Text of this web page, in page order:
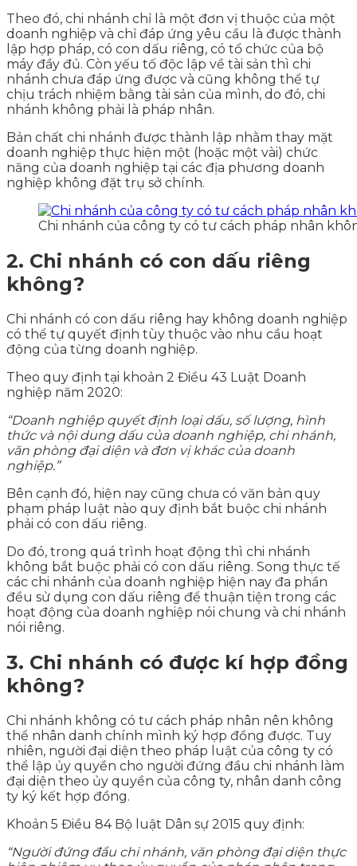
Theo đó, chi nhánh chỉ là một đơn vị thuộc của một
doanh nghiệp và chỉ đáp ứng yêu cầu là được thành
lập hợp pháp, có con dấu riêng, có tổ chức của bộ
máy đầy đủ. Còn yếu tố độc lập về tài sản thì chi
nhánh chưa đáp ứng được và cũng không thể tự
chịu trách nhiệm bằng tài sản của mình, do đó, chi
nhánh không phải là pháp nhân.
Bản chất chi nhánh được thành lập nhằm thay mặt
doanh nghiệp thực hiện một (hoặc một vài) chức
năng của doanh nghiệp tại các địa phương doanh
nghiệp không đặt trụ sở chính.
Chi nhánh của công ty có tư cách pháp nhân
2. Chi nhánh có con dấu riêng
không?
Chi nhánh có con dấu riêng hay không doanh nghiệp
có thể tự quyết định tùy thuộc vào nhu cầu hoạt
động của từng doanh nghiệp.
Theo quy định tại khoản 2 Điều 43 Luật Doanh
nghiệp năm 2020:
“Doanh nghiệp quyết định loại dấu, số lượng, hình
thức và nội dung dấu của doanh nghiệp, chi nhánh,
văn phòng đại diện và đơn vị khác của doanh
nghiệp.”
Bên cạnh đó, hiện nay cũng chưa có văn bản quy
phạm pháp luật nào quy định bắt buộc chi nhánh
phải có con dấu riêng.
Do đó, trong quá trình hoạt động thì chi nhánh
không bắt buộc phải có con dấu riêng. Song thực tế
các chi nhánh của doanh nghiệp hiện nay đa phần
đều sử dụng con dấu riêng để thuận tiện trong các
hoạt động của doanh nghiệp nói chung và chi nhánh
nói riêng.
3. Chi nhánh có được kí hợp đồng
không?
Chi nhánh không có tư cách pháp nhân nên không
thể nhân danh chính mình ký hợp đồng được. Tuy
nhiên, người đại diện theo pháp luật của công ty có
thể lập ủy quyền cho người đứng đầu chi nhánh làm
đại diện theo ủy quyền của công ty, nhân danh công
ty ký kết hợp đồng.
Khoản 5 Điều 84 Bộ luật Dân sự 2015 quy định:
“Người đứng đầu chi nhánh, văn phòng đại diện thực